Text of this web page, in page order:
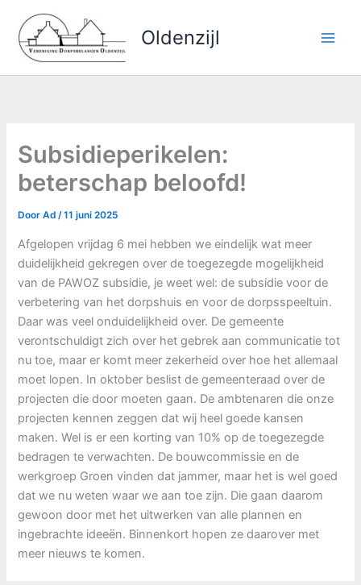
naar
Oldenzijl
Subsidieperikelen:
beterschap beloofd!
DoorAd/11 juni 2025
Afgelopen vrijdag 6 mei hebben we eindelijk wat meer
duidelijkheid gekregen over de toegezegde mogelijkheid
van de PAWOZ subsidie, je weet wel: de subsidie voor de
verbetering van het dorpshuis en voor de dorpsspeeltuin.
Daar was veel onduidelijkheid over. De gemeente
verontschuldigt zich over het gebrek aan communicatie tot
nu toe, maar er komt meer zekerheid over hoe het allemaal
moet lopen. In oktober beslist de gemeenteraad over de
projecten die door moeten gaan. De ambtenaren die onze
projecten kennen zeggen dat wij heel goede kansen
maken. Wel is er een korting van 10% op de toegezegde
bedragen te verwachten. De bouwcommissie en de
werkgroep Groen vinden dat jammer, maar het is wel goed
dat we nu weten waar we aan toe zijn. Die gaan daarom
gewoon door met het uitwerken van alle plannen en
ingebrachte ideeën. Binnenkort hopen ze daarover met
meer nieuws te komen.